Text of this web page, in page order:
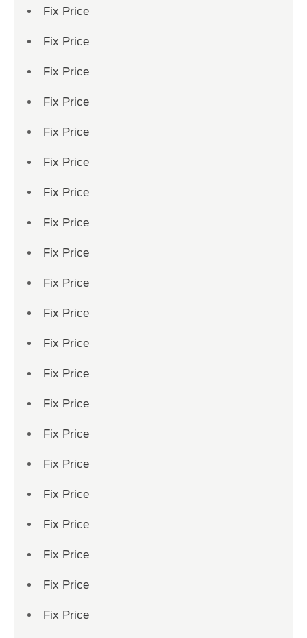
Fix Price
Fix Price
Fix Price
Fix Price
Fix Price
Fix Price
Fix Price
Fix Price
Fix Price
Fix Price
Fix Price
Fix Price
Fix Price
Fix Price
Fix Price
Fix Price
Fix Price
Fix Price
Fix Price
Fix Price
Fix Price